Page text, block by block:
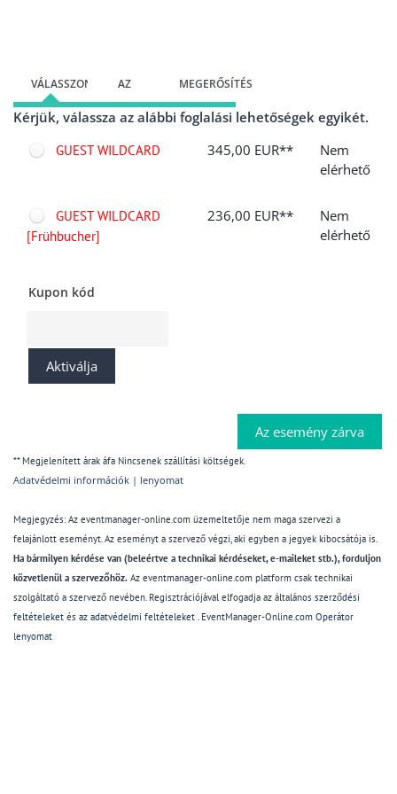
VÁLASSZON
OPCIÓT
AZ
ADATAIT
MEGERŐSÍTÉS
Kérjük, válassza az alábbi foglalási lehetőségek egyikét.
GUEST WILDCARD 345,00 EUR**
Nem
elérhető
GUEST WILDCARD
[Frühbucher]
236,00 EUR**
Nem
elérhető
Kupon kód
Aktiválja
Az esemény zárva
** Megjelenített árak áfa Nincsenek szállítási költségek.
Adatvédelmi információk | lenyomat
Megjegyzés: Az eventmanager-online.com üzemeltetője nem maga szervezi a
felajánlott eseményt. Az eseményt a szervező végzi, aki egyben a jegyek kibocsátója is.
Ha bármilyen kérdése van (beleértve a technikai kérdéseket, e-maileket stb.), forduljon
közvetlenül a szervezőhöz. Az eventmanager-online.com platform csak technikai
szolgáltató a szervező nevében. Regisztrációjával elfogadja az általános szerződési
feltételeket és az adatvédelmi feltételeket . EventManager-Online.com Operátor
lenyomat